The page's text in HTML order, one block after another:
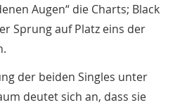
Augen“ die Charts; Black
Sprung auf Platz eins der
der beiden Singles unter
deutet sich an, dass sie